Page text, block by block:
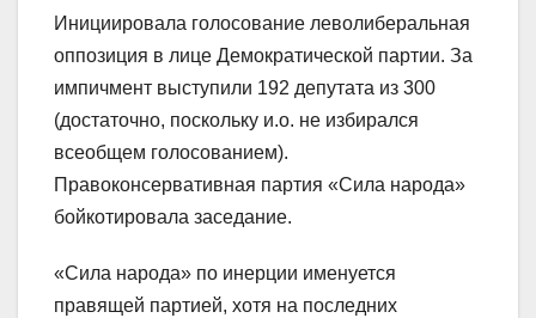
Инициировала голосование леволиберальная
оппозиция в лице Демократической партии. За
импичмент выступили 192 депутата из 300
(достаточно, поскольку и.о. не избирался
всеобщем голосованием).
Правоконсервативная партия «Сила народа»
бойкотировала заседание.
«Сила народа» по инерции именуется
правящей партией, хотя на последних